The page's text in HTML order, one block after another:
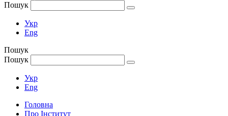
Пошук
Укр
Eng
Пошук
Пошук
Укр
Eng
Головна
Про Інститут